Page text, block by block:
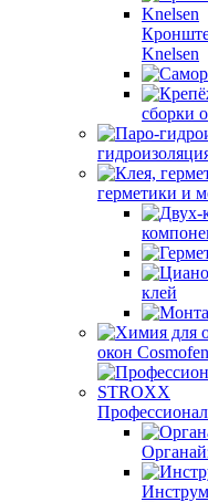
Knelsen
сборки
герметики и
клей
окон